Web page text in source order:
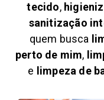
tecido,
sanitização
quem busca
perto de mim,
e limpeza de